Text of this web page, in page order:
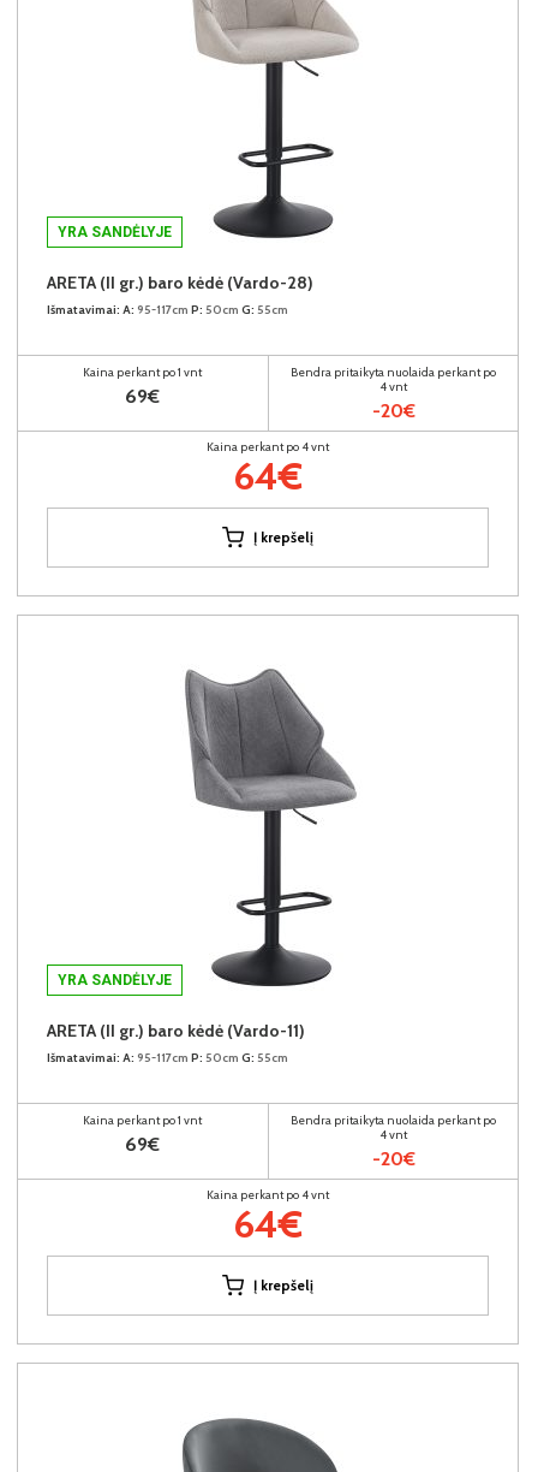
YRA SANDĖLYJE
ARETA (II gr.) baro kėdė (Vardo-28)
Išmatavimai: A: 95-117cm P: 50cm G: 55cm
Kaina perkant po 1 vnt
69€
Bendra pritaikyta nuolaida perkant po
4 vnt
-20€
Kaina perkant po 4 vnt
64€
Į krepšelį
YRA SANDĖLYJE
ARETA (II gr.) baro kėdė (Vardo-11)
Išmatavimai: A: 95-117cm P: 50cm G: 55cm
Kaina perkant po 1 vnt
69€
Bendra pritaikyta nuolaida perkant po
4 vnt
-20€
Kaina perkant po 4 vnt
64€
Į krepšelį